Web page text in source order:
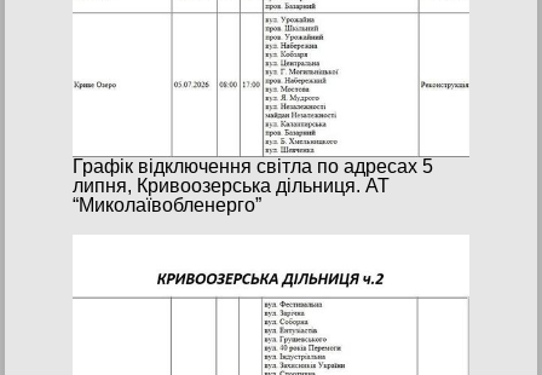
Графік відключення світла по адресах 5
липня, Кривоозерська дільниця. АТ
“Миколаївобленерго”